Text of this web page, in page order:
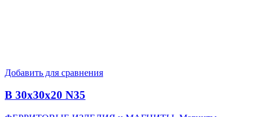
Добавить для сравнения
B 30x30x20 N35